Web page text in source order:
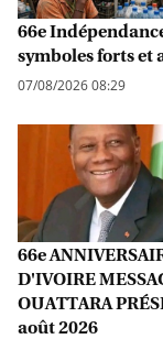
66e
symboles forts et
07/08/2026 08:29
66e
D'IVOIRE
OUATTARA
août 2026